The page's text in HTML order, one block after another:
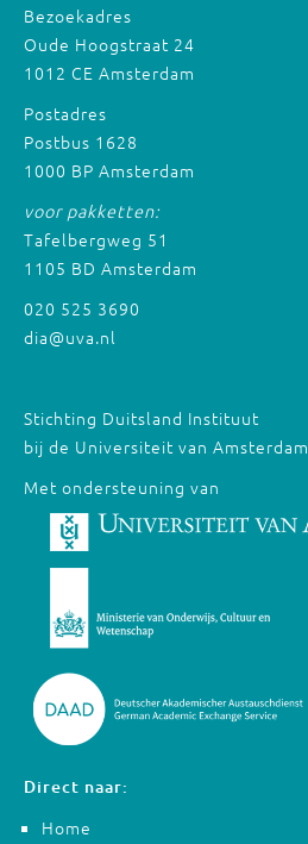
Bezoekadres
Oude Hoogstraat 24
1012 CE Amsterdam
Postadres
Postbus 1628
1000 BP Amsterdam
voor pakketten:
Tafelbergweg 51
1105 BD Amsterdam
020 525 3690
dia@uva.nl
Stichting Duitsland Instituut
bij de Universiteit van Amsterdam
Met ondersteuning van
Direct naar:
Home